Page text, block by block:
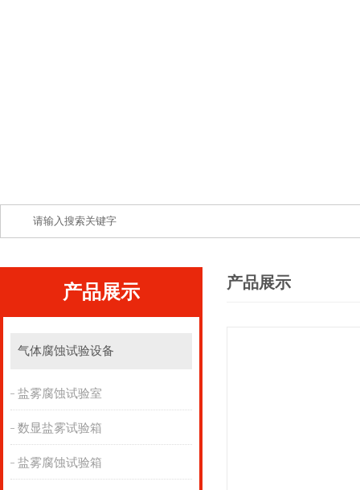
产品展示
气体腐蚀试验设备
盐雾腐蚀试验室
数显盐雾试验箱
盐雾腐蚀试验箱
产品展示